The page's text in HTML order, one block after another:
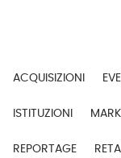
ACQUISIZIONI
ISTITUZIONI
REPORTAGE